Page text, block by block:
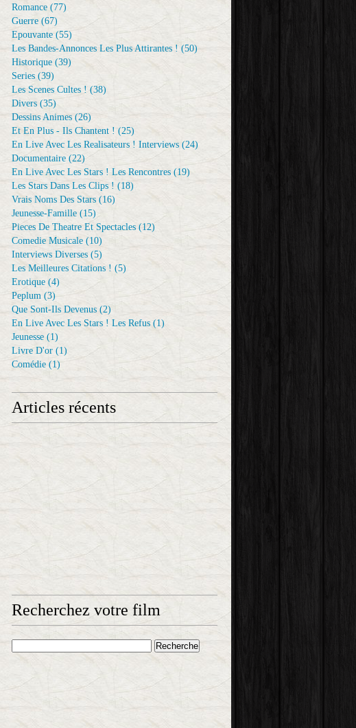
Romance (77)
Guerre (67)
Epouvante (55)
Les Bandes-Annonces Les Plus Attirantes ! (50)
Historique (39)
Series (39)
Les Scenes Cultes ! (38)
Divers (35)
Dessins Animes (26)
Et En Plus - Ils Chantent ! (25)
En Live Avec Les Realisateurs ! Interviews (24)
Documentaire (22)
En Live Avec Les Stars ! Les Rencontres (19)
Les Stars Dans Les Clips ! (18)
Vrais Noms Des Stars (16)
Jeunesse-Famille (15)
Pieces De Theatre Et Spectacles (12)
Comedie Musicale (10)
Interviews Diverses (5)
Les Meilleures Citations ! (5)
Erotique (4)
Peplum (3)
Que Sont-Ils Devenus (2)
En Live Avec Les Stars ! Les Refus (1)
Jeunesse (1)
Livre D'or (1)
Comédie (1)
Articles récents
Recherchez votre film